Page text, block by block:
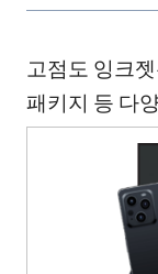
고점도 잉크
패키지 등 다